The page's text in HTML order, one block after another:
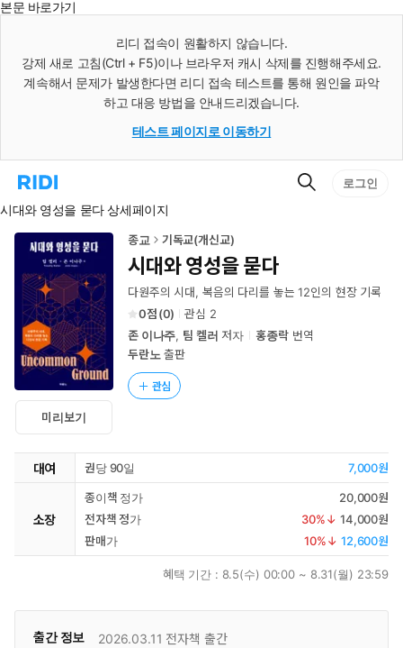
본문 바로가기
리디 접속이 원활하지 않습니다.
강제 새로 고침(Ctrl + F5)이나 브라우저 캐시 삭제를 진행해주세요.
계속해서 문제가 발생한다면 리디 접속 테스트를 통해 원인을 파악
하고 대응 방법을 안내드리겠습니다.
테스트 페이지로 이동하기
리
홈
로
검
로그인
시대와 영성을 묻다 상세페이지
미리보기
종교 기독교(개신교)
시대와 영성을 묻다
다원주의 시대, 복음의 다리를 놓는 12인의 현장 기록
0
(0) 관심 2
존 이나주, 팀 켈러 저자 홍종락번역
두란노 출판
관심
대여 권당 90일 7,000원
소장
종이책 정가
20,000원
전자책 정가
30%↓ 14,000원
판매가
10%↓ 12,600원
혜택 기간 : 8.5(수) 00:00 ~ 8.31(월) 23:59
출간 정보 2026.03.11 전자책 출간